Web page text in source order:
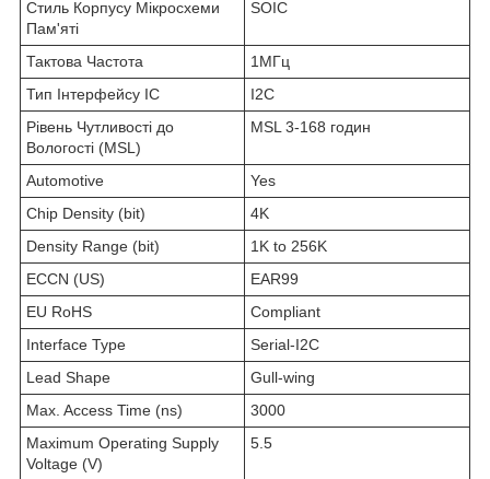
Стиль Корпусу Мікросхеми
Пам'яті
SOIC
Тактова Частота
1МГц
Тип Інтерфейсу ІС
I2C
Рівень Чутливості до
Вологості (MSL)
MSL 3-168 годин
Automotive
Yes
Chip Density (bit)
4K
Density Range (bit)
1K to 256K
ECCN (US)
EAR99
EU RoHS
Compliant
Interface Type
Serial-I2C
Lead Shape
Gull-wing
Max. Access Time (ns)
3000
Maximum Operating Supply
Voltage (V)
5.5